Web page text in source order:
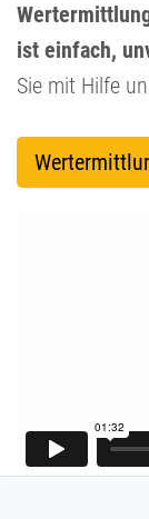
ist einfach,
Sie mit Hilfe